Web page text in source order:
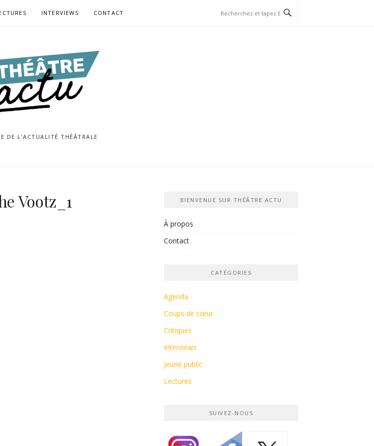
INTERVIEWS CONTACT
DE L’ACTUALITÉ THÉÂTRALE
Vootz_1 BIENVENUE SUR THÉÂTRE ACTU
À propos
Contact
CATÉGORIES
Agenda
Coups de cœur
Critiques
Interviews
Jeune public
Lectures
SUIVEZ-NOUS